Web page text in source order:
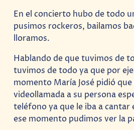
En el concierto hubo de todo
pusimos rockeros, bailamos
lloramos.
Hablando de que tuvimos de
tuvimos de todo ya que por
momento María José pidió
videollamada a su persona
teléfono ya que le iba a cantar
ese momento pudimos ver la